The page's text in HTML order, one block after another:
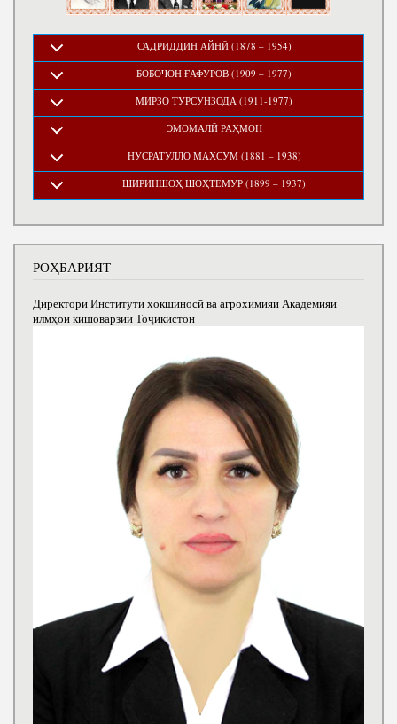
САДРИДДИН АЙНӢ (1878 – 1954)
БОБОҶОН ҒАФУРОВ (1909 – 1977)
МИРЗО ТУРСУНЗОДА (1911-1977)
ЭМОМАЛӢ РАҲМОН
НУСРАТУЛЛО МАХСУМ (1881 – 1938)
ШИРИНШОҲ ШОҲТЕМУР (1899 – 1937)
РОҲБАРИЯТ
Директори Институти хокшиносӣ ва агрохимияи Академияи
илмҳои кишоварзии Тоҷикистон